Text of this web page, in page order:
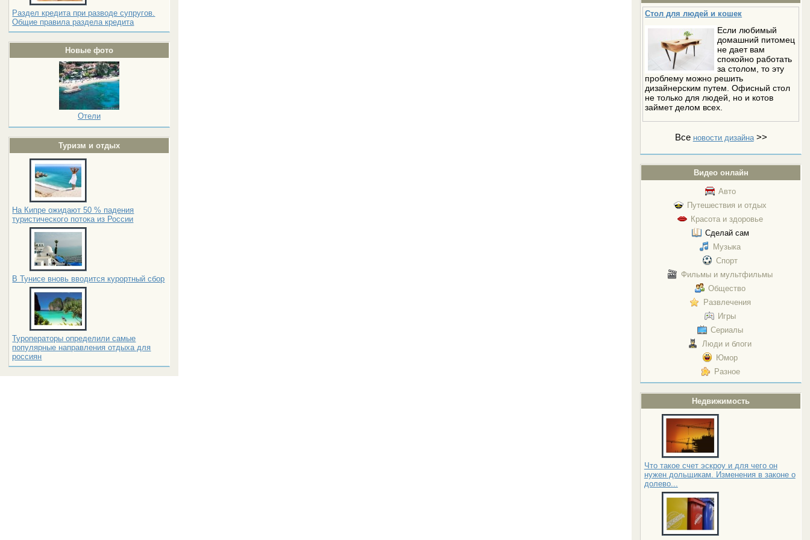
Раздел кредита при разводе супругов.
Общие правила раздела кредита
Новые фото
Отели
Туризм и отдых
На Кипре ожидают 50 % падения
туристического потока из России
В Тунисе вновь вводится курортный сбор
Туроператоры определили самые
популярные направления отдыха для
россиян
Стол для людей и кошек
Если любимый
домашний питомец
не дает вам
спокойно работать
за столом, то эту
проблему можно решить
дизайнерским путем. Офисный стол
не только для людей, но и котов
займет делом всех.
Все новости дизайна>>
Видео онлайн
Авто
Путешествия и отдых
Красота и здоровье
Сделай сам
Музыка
Спорт
Фильмы и мультфильмы
Общество
Развлечения
Игры
Сериалы
Люди и блоги
Юмор
Разное
Недвижимость
Что такое счет эскроу и для чего он
нужен дольщикам. Изменения в законе о
долево...